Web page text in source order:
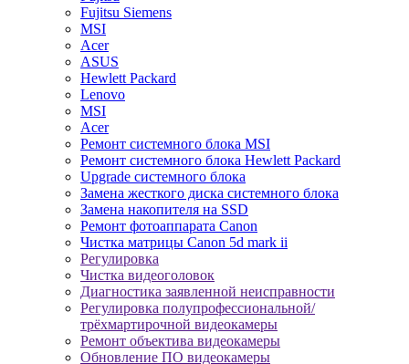
Fujitsu Siemens
MSI
Acer
ASUS
Hewlett Packard
Lenovo
MSI
Acer
Ремонт системного блока MSI
Ремонт системного блока Hewlett Packard
Upgrade системного блока
Замена жесткого диска системного блока
Замена накопителя на SSD
Ремонт фотоаппарата Canon
Чистка матрицы Canon 5d mark ii
Регулировка
Чистка видеоголовок
Диагностика заявленной неисправности
Регулировка полупрофессиональной/
трёхмартирочной видеокамеры
Ремонт объектива видеокамеры
Обновление ПО видеокамеры